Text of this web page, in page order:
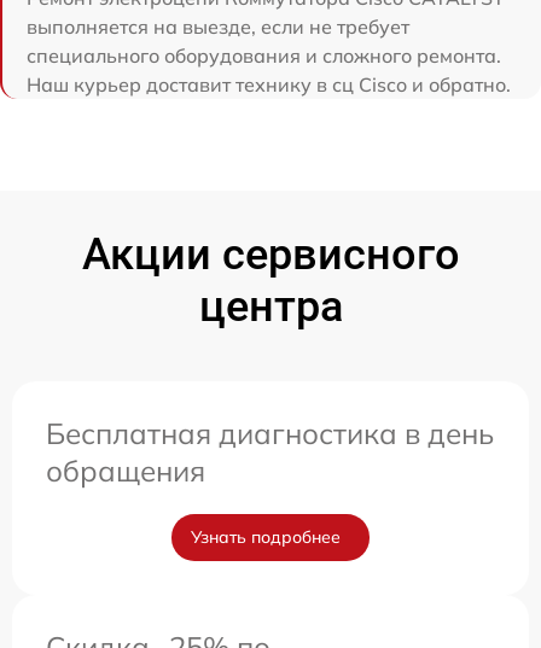
выполняется на выезде, если не требует
специального оборудования и сложного ремонта.
Наш курьер доставит технику в сц Cisco и обратно.
Акции сервисного
центра
Бесплатная диагностика в день
обращения
Узнать подробнее